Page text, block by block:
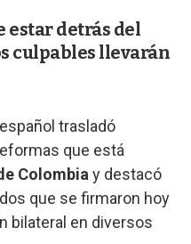
estar detrás del
culpables llevarán
trasladó
que está
Colombia y destacó
que se firmaron hoy
bilateral en diversos